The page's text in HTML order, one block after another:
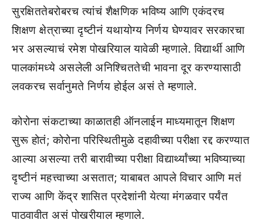
सुरक्षिततेबरोबरच त्यांचं शैक्षणिक भविष्य आणि एकंदरच
शिक्षण क्षेत्राच्या दृष्टीनं यथायोग्य निर्णय घेण्यावर सरकारचा
भर असल्याचं रमेश पोखरियाल यावेळी म्हणाले. विद्यार्थी आणि
पालकांमध्ये असलेली अनिश्चिततेची भावना दूर करण्यासाठी
लवकरच सर्वानुमते निर्णय होईल असं ते म्हणाले.
कोरोना संकटाच्या काळातही ऑनलाईन माध्यमातून शिक्षण
सुरू होतं; कोरोना परिस्थितीमुळे दहावीच्या परीक्षा रद्द करण्यात
आल्या असल्या तरी बारावीच्या परीक्षा विद्यार्थ्यांच्या भविष्याच्या
दृष्टीनं महत्त्वाच्या असतात; याबाबत आपले विचार आणि मतं
राज्य आणि केंद्र शासित प्रदेशांनी येत्या मंगळवार पर्यंत
पाठवावीत असं पोखरीयाल म्हणाले.